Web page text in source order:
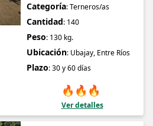
Categoría: Terneros/as
Cantidad: 140
Peso: 130 kg.
Ubicación: Ubajay, Entre Ríos
Plazo: 30 y 60 días
🔥 🔥 🔥
Ver detalles